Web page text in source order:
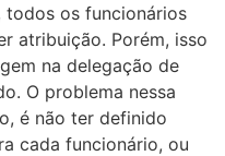
os funcionários
atribuição. Porém, isso
na delegação de
O problema nessa
é não ter definido
cada funcionário, ou